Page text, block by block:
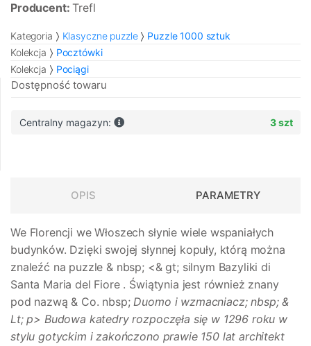
Producent: Trefl
Kategoria Klasyczne puzzle
Puzzle 1000 sztuk
Kolekcja
Pocztówki
Kolekcja
Pociągi
Dostępność towaru
Centralny magazyn: 3 szt
OPIS PARAMETRY
We Florencji we Włoszech słynie wiele wspaniałych
budynków. Dzięki swojej słynnej kopuły, którą można
znaleźć na puzzle & nbsp; <& gt; silnym Bazyliki di
Santa Maria del Fiore . Świątynia jest również znany
pod nazwą & Co. nbsp;Duomo i wzmacniacz; nbsp;&
Lt; p> Budowa katedry rozpoczęła się w 1296 roku w
stylu gotyckim i zakończono prawie 150 lat architekt